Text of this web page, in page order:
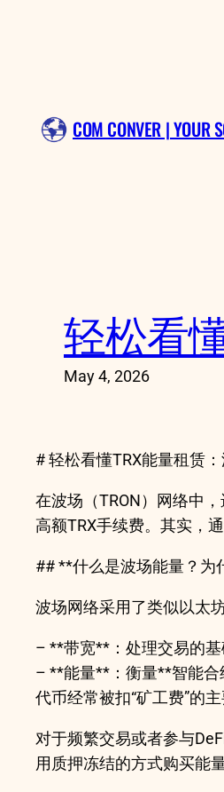
COM CONVER | YOUR
轻松看
May 4, 2026
# 轻松看懂TRX能量租赁
在波场（TRON）网络中
高额TRX手续费。其实，
## **什么是波场能量？为
波场网络采用了类似以太
– **带宽**：处理交易的基
– **能量**：衡量**智能合
代币经常被扣“矿工费”的主
对于频繁交易或者参与
用质押冻结的方式购买能